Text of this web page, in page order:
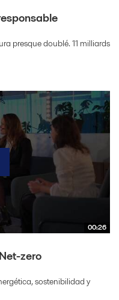
presque doublé. 11 milliards
00:26
zero
sostenibilidad y